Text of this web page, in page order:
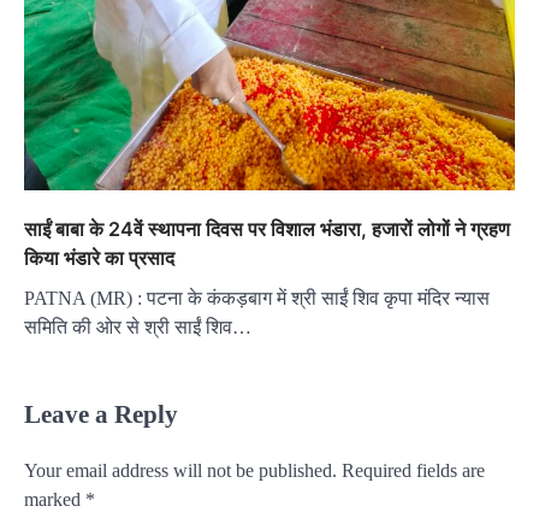
साईं बाबा के 24वें स्थापना दिवस पर विशाल भंडारा, हजारों लोगों ने ग्रहण
किया भंडारे का प्रसाद
PATNA (MR) : पटना के कंकड़बाग में श्री साईं शिव कृपा मंदिर न्यास
समिति की ओर से श्री साईं शिव…
Leave a Reply
Your email address will not be published. Required fields are
marked *